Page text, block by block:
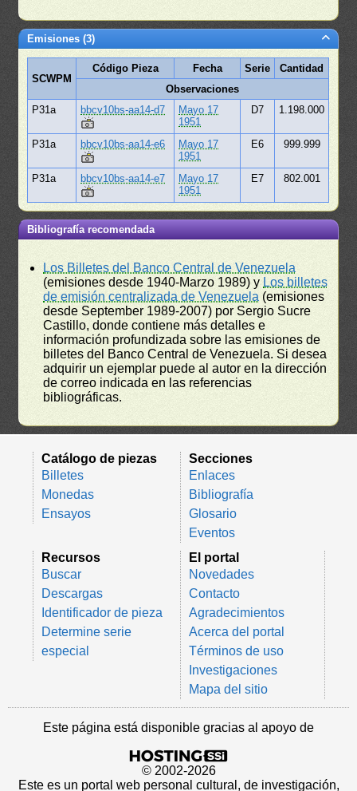
Emisiones (3)
SCWPM
Código Pieza Fecha Serie
Cantidad
Observaciones
P31a
bbcv10bs-aa14-d7
Mayo 17
1951
D7 1.198.000
P31a bbcv10bs-aa14-e6
Mayo 17
1951
E6 999.999
P31a bbcv10bs-aa14-e7
Mayo 17
1951
E7 802.001
Bibliografía recomendada
Los Billetes del Banco Central de Venezuela
(emisiones desde 1940-Marzo 1989) y Los billetes
de emisión centralizada de Venezuela (emisiones
desde September 1989-2007) por Sergio Sucre
Castillo, donde contiene más detalles e
información profundizada sobre las emisiones de
billetes del Banco Central de Venezuela. Si desea
adquirir un ejemplar puede al autor en la dirección
de correo indicada en las referencias
bibliográficas.
Catálogo de piezas
Billetes
Monedas
Ensayos
Secciones
Enlaces
Bibliografía
Glosario
Eventos
Recursos
Buscar
Descargas
Identificador de pieza
Determine serie
especial
El portal
Novedades
Contacto
Agradecimientos
Acerca del portal
Términos de uso
Investigaciones
Mapa del sitio
Este página está disponible gracias al apoyo de
© 2002-2026
Este es un portal web personal cultural, de investigación,